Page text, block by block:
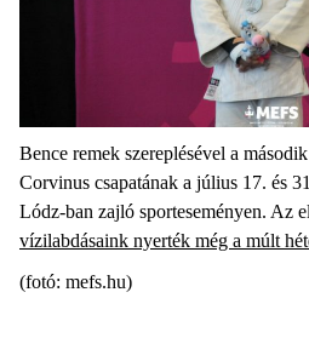
Bence remek szereplésével a
Corvinus csapatának a július 17. és
Lódz-ban zajló sporteseményen. Az
vízilabdásaink nyerték még a múlt
(fotó: mefs.hu)